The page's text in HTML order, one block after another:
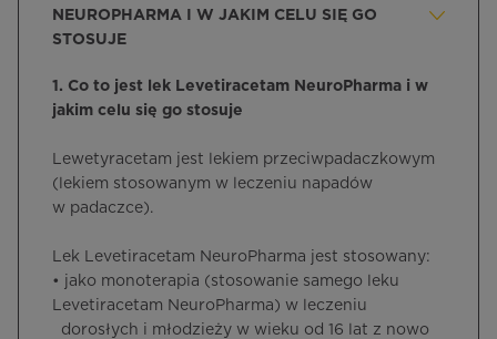
NEUROPHARMA I W JAKIM CELU SIĘ GO
STOSUJE
1. Co to jest lek Levetiracetam NeuroPharma i w
jakim celu się go stosuje
Lewetyracetam jest lekiem przeciwpadaczkowym
(lekiem stosowanym w leczeniu napadów
w padaczce).
Lek Levetiracetam NeuroPharma jest stosowany:
• jako monoterapia (stosowanie samego leku
Levetiracetam NeuroPharma) w leczeniu
dorosłych i młodzieży w wieku od 16 lat z nowo